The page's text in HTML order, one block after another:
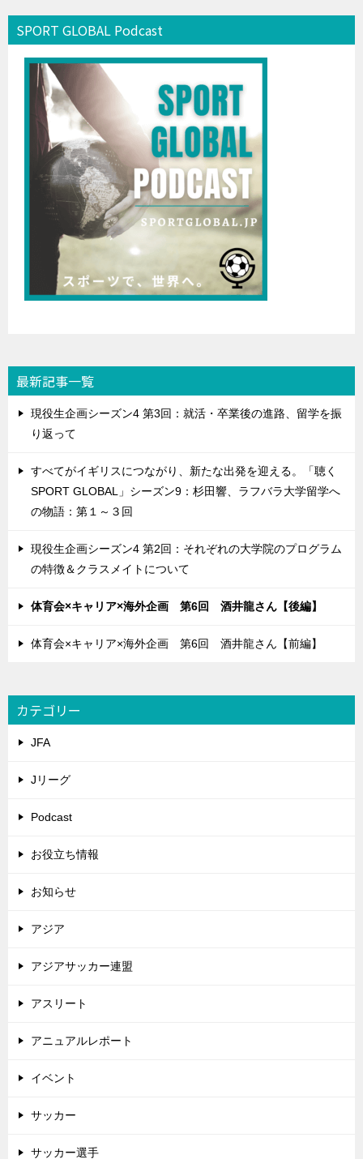
シ
SPORT GLOBAL Podcast
最新記事一覧
現役生企画シーズン4 第3回：就活・卒業後の進路、留学を振
り返って
すべてがイギリスにつながり、新たな出発を迎える。「聴く
SPORT GLOBAL」シーズン9：杉田響、ラフバラ大学留学へ
の物語：第１～３回
現役生企画シーズン4 第2回：それぞれの大学院のプログラム
の特徴＆クラスメイトについて
体育会×キャリア×海外企画 第6回 酒井龍さん【後編】
体育会×キャリア×海外企画 第6回 酒井龍さん【前編】
カテゴリー
JFA
Jリーグ
Podcast
お役立ち情報
お知らせ
アジア
アジアサッカー連盟
アスリート
アニュアルレポート
イベント
サッカー
サッカー選手